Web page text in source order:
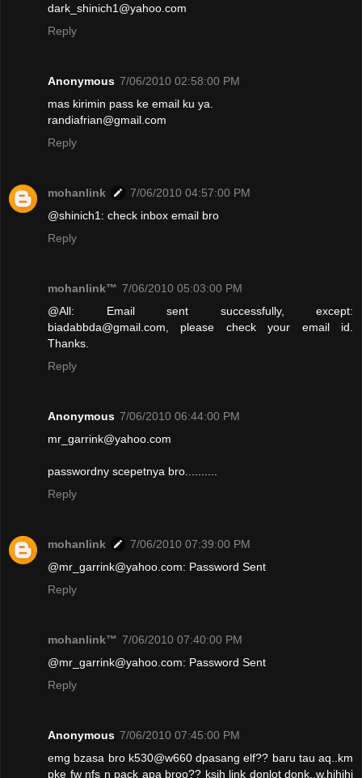
dark_shinich1@yahoo.com
Reply
Anonymous 7/06/2010 02:58:00 PM
mas kirimin pass ke email ku ya.
randiafrian@gmail.com
Reply
mohanlink
7/06/2010 04:57:00 PM
@shinich1: check inbox email bro
Reply
mohanlink™ 7/06/2010 05:03:00 PM
@All: Email sent successfully, except:
biadabbda@gmail.com, please check your email id.
Thanks.
Reply
Anonymous 7/06/2010 06:44:00 PM
mr_garrink@yahoo.com
passwordny scepetnya bro..........
Reply
mohanlink
7/06/2010 07:39:00 PM
@mr_garrink@yahoo.com: Password Sent
Reply
mohanlink™ 7/06/2010 07:40:00 PM
@mr_garrink@yahoo.com: Password Sent
Reply
Anonymous 7/06/2010 07:45:00 PM
emg bzasa bro k530@w660 dpasang elf?? baru tau aq..km
pke fw nfs n pack apa broo?? ksih link donlot donk..w.hihihi